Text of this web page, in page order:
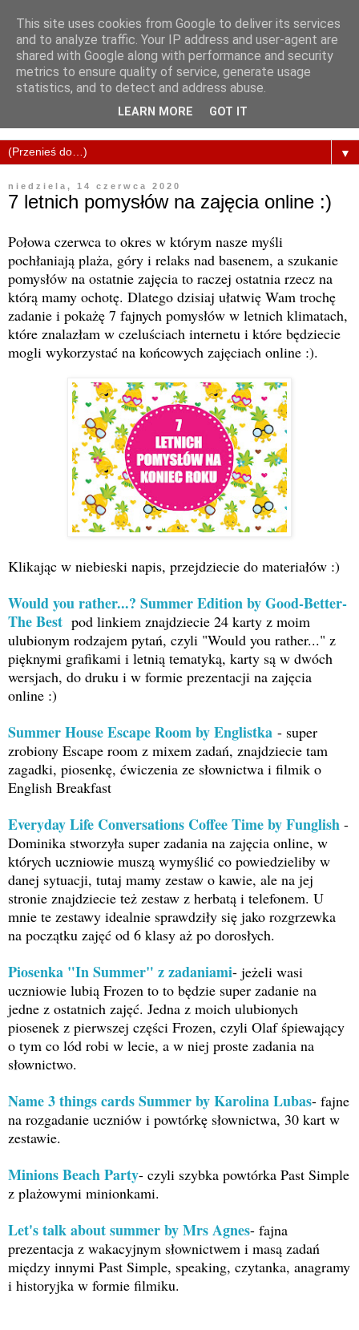
▼
niedziela, 14 czerwca 2020
7 letnich pomysłów na zajęcia online :)
Połowa czerwca to okres w którym nasze myśli
pochłaniają plaża, góry i relaks nad basenem, a szukanie
pomysłów na ostatnie zajęcia to raczej ostatnia rzecz na
którą mamy ochotę. Dlatego dzisiaj ułatwię Wam trochę
zadanie i pokażę 7 fajnych pomysłów w letnich klimatach,
które znalazłam w czeluściach internetu i które będziecie
mogli wykorzystać na końcowych zajęciach online :).
Klikając w niebieski napis, przejdziecie do materiałów :)
Would you rather...? Summer Edition by Good-Better-
The Best pod linkiem znajdziecie 24 karty z moim
ulubionym rodzajem pytań, czyli "Would you rather..." z
pięknymi grafikami i letnią tematyką, karty są w dwóch
wersjach, do druku i w formie prezentacji na zajęcia
online :)
Summer House Escape Room by Englistka - super
zrobiony Escape room z mixem zadań, znajdziecie tam
zagadki, piosenkę, ćwiczenia ze słownictwa i filmik o
English Breakfast
Everyday Life Conversations Coffee Time by Funglish -
Dominika stworzyła super zadania na zajęcia online, w
których uczniowie muszą wymyślić co powiedzieliby w
danej sytuacji, tutaj mamy zestaw o kawie, ale na jej
stronie znajdziecie też zestaw z herbatą i telefonem. U
mnie te zestawy idealnie sprawdziły się jako rozgrzewka
na początku zajęć od 6 klasy aż po dorosłych.
Piosenka "In Summer" z zadaniami- jeżeli wasi
uczniowie lubią Frozen to to będzie super zadanie na
jedne z ostatnich zajęć. Jedna z moich ulubionych
piosenek z pierwszej części Frozen, czyli Olaf śpiewający
o tym co lód robi w lecie, a w niej proste zadania na
słownictwo.
Name 3 things cards Summer by Karolina Lubas- fajne
na rozgadanie uczniów i powtórkę słownictwa, 30 kart w
zestawie.
Minions Beach Party- czyli szybka powtórka Past Simple
z plażowymi minionkami.
Let's talk about summer by Mrs Agnes- fajna
prezentacja z wakacyjnym słownictwem i masą zadań
między innymi Past Simple, speaking, czytanka, anagramy
i historyjka w formie filmiku.
This site uses cookies from Google to deliver its services
and to analyze traffic. Your IP address and user-agent are
shared with Google along with performance and security
metrics to ensure quality of service, generate usage
statistics, and to detect and address abuse.
LEARN MORE GOT IT